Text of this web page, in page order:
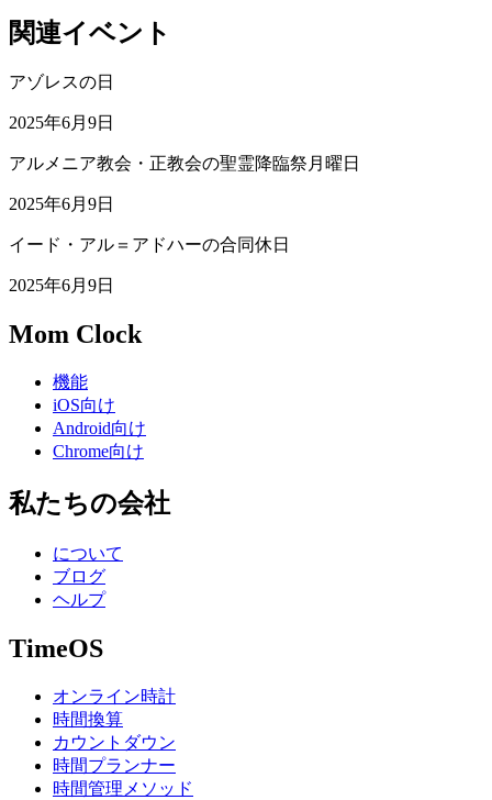
関連イベント
アゾレスの日
2025年6月9日
アルメニア教会・正教会の聖霊降臨祭月曜日
2025年6月9日
イード・アル＝アドハーの合同休日
2025年6月9日
Mom Clock
機能
iOS向け
Android向け
Chrome向け
私たちの会社
について
ブログ
ヘルプ
TimeOS
オンライン時計
時間換算
カウントダウン
時間プランナー
時間管理メソッド